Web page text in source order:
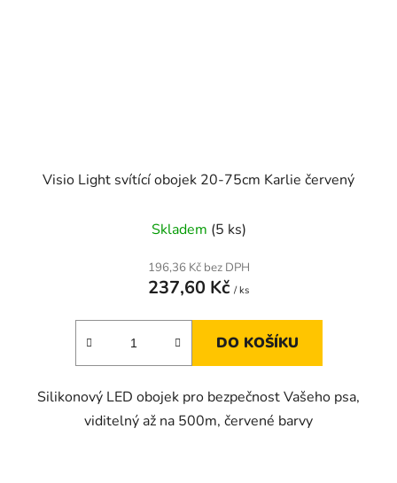
Visio Light svítící obojek 20-75cm Karlie červený
Skladem (5 ks)
196,36 Kč bez DPH
237,60 Kč / ks
DO KOŠÍKU
Silikonový LED obojek pro bezpečnost Vašeho psa,
viditelný až na 500m, červené barvy